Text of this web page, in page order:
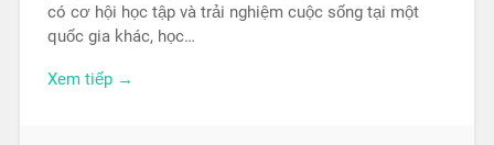
có cơ hội học tập và trải nghiệm cuộc sống tại một
quốc gia khác, học…
Xem tiếp →